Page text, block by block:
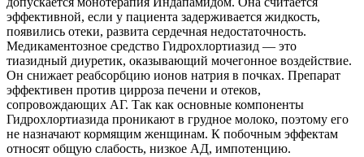
эффективной, если у пациента задерживается жидкость,
появились отеки, развита сердечная недостаточность.
Медикаментозное средство Гидрохлортиазид — это
тиазидный диуретик, оказывающий мочегонное воздействие.
Он снижает реабсорбцию ионов натрия в почках. Препарат
эффективен против цирроза печени и отеков,
сопровождающих АГ. Так как основные компоненты
Гидрохлортиазида проникают в грудное молоко, поэтому его
не назначают кормящим женщинам. К побочным эффектам
относят общую слабость, низкое АД, импотенцию.